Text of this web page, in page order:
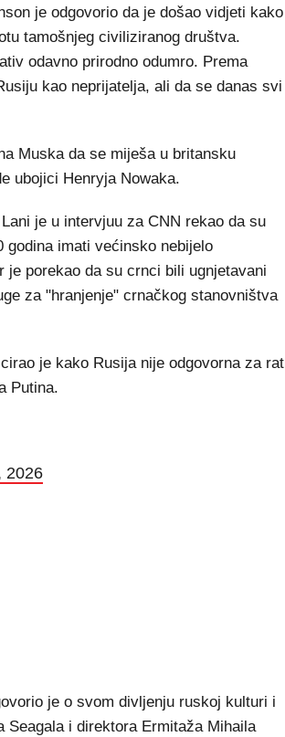
je odgovorio da je došao vidjeti kako
tamošnjeg civiliziranog društva.
odavno prirodno odumro. Prema
kao neprijatelja, ali da se danas svi
Muska da se miješa u britansku
ubojici Henryja Nowaka.
je u intervjuu za CNN rekao da su
godina imati većinsko nebijelo
porekao da su crnci bili ugnjetavani
za "hranjenje" crnačkog stanovništva
je kako Rusija nije odgovorna za rat
Putina.
2026
je o svom divljenju ruskoj kulturi i
Seagala i direktora Ermitaža Mihaila